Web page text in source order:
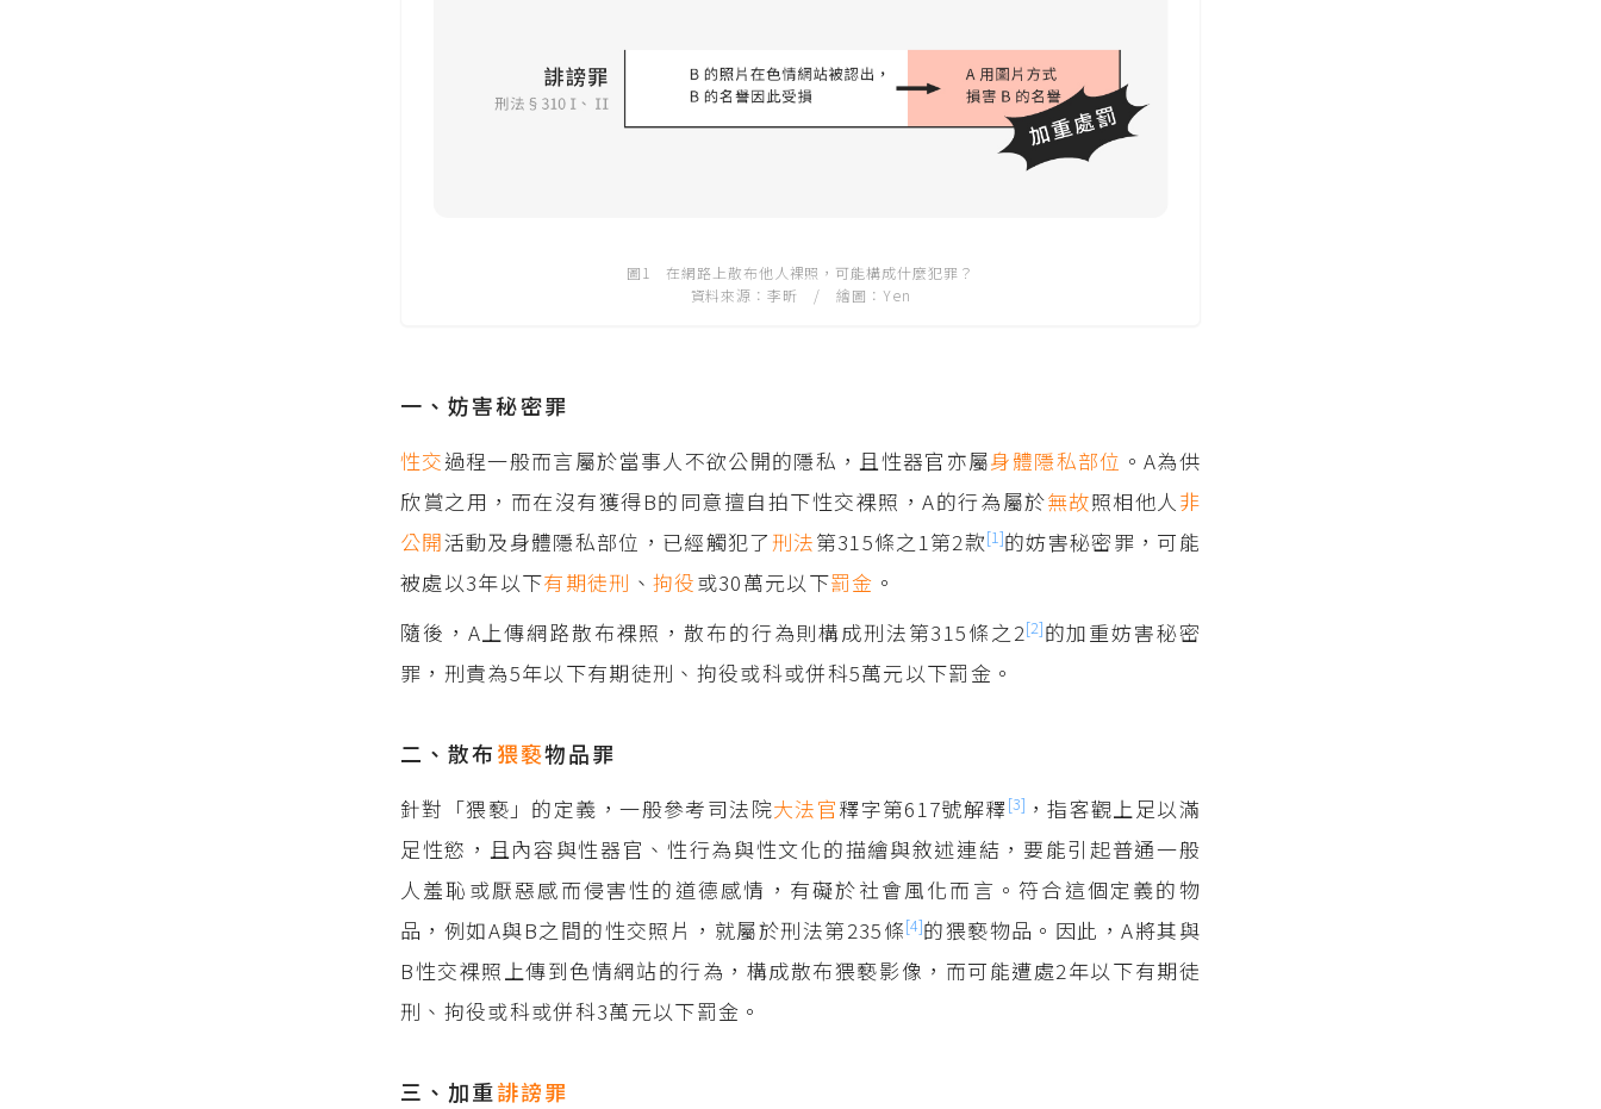
圖1 在網路上散布他人裸照，可能構成什麼犯罪？
資料來源：李昕 / 繪圖：Yen
一、妨害秘密罪
性交過程一般而言屬於當事人不欲公開的隱私，且性器官亦屬身體隱私部位 。A為供
欣賞之用，而在沒有獲得B的同意擅自拍下性交裸照，A的行為屬於無故照相他人 非
公開活動及身體隱私部位，已經觸犯了 刑法第315條之1第2款[1]的妨害秘密罪，可能
被處以3年以下有期徒刑 、 拘役或30萬元以下罰金 。
隨後，A上傳網路散布裸照，散布的行為則構成刑法第315條之2[2]的加重妨害秘密
罪，刑責為5年以下有期徒刑、拘役或科或併科5萬元以下罰金。
二、散布猥褻物品罪
針對「猥褻」的定義，一般參考司法院大法官釋字第617號解釋[3] ，指客觀上足以滿
足性慾，且內容與性器官、性行為與性文化的描繪與敘述連結，要能引起普通一般
人羞恥或厭惡感而侵害性的道德感情，有礙於社會風化而言。符合這個定義的物
品，例如A與B之間的性交照片，就屬於刑法第235條[4]的猥褻物品。因此，A將其與
B性交裸照上傳到色情網站的行為，構成散布猥褻影像，而可能遭處2年以下有期徒
刑、拘役或科或併科3萬元以下罰金。
三、加重誹謗罪